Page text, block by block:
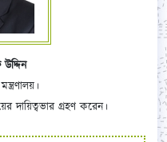
দায়িত্বভার গ্রহণ করেন।